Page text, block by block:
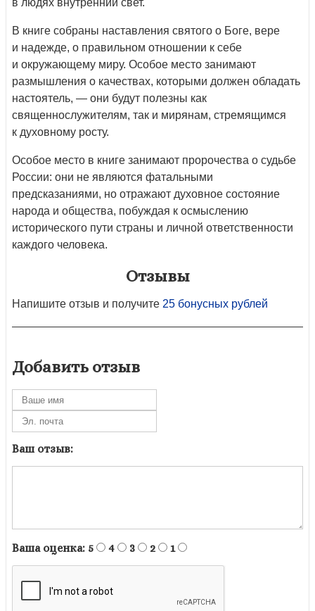
в людях внутренний свет.
В книге собраны наставления святого о Боге, вере
и надежде, о правильном отношении к себе
и окружающему миру. Особое место занимают
размышления о качествах, которыми должен обладать
настоятель, — они будут полезны как
священнослужителям, так и мирянам, стремящимся
к духовному росту.
Особое место в книге занимают пророчества о судьбе
России: они не являются фатальными
предсказаниями, но отражают духовное состояние
народа и общества, побуждая к осмыслению
исторического пути страны и личной ответственности
каждого человека.
Отзывы
Напишите отзыв и получите 25 бонусных рублей
Добавить отзыв
Ваш отзыв:
Ваша оценка: 5 4 3 2 1